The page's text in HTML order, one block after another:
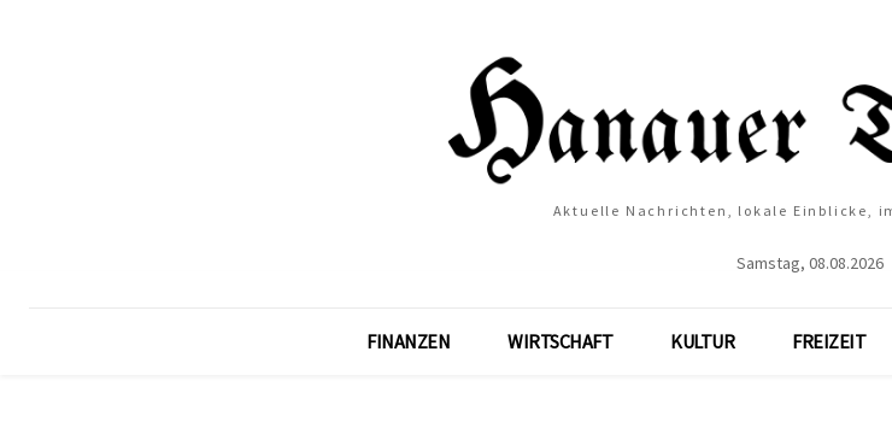
Aktuelle Nachrichten, lokale Einblicke,
Samstag, 08.08.2026
FINANZEN WIRTSCHAFT KULTUR FREIZEIT